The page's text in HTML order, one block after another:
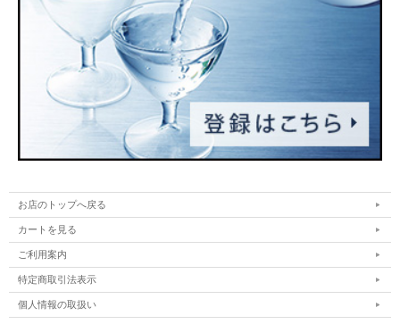
お店のトップへ戻る
カートを見る
ご利用案内
特定商取引法表示
個人情報の取扱い